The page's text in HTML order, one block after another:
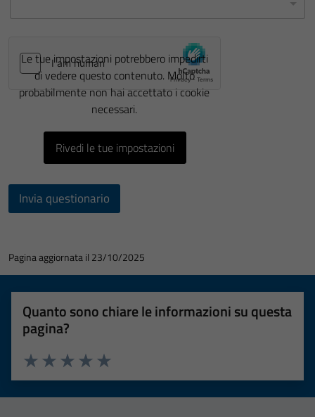
Le tue impostazioni potrebbero impedirti
di vedere questo contenuto. Molto
probabilmente non hai accettato i cookie
necessari.
Rivedi le tue impostazioni
Invia questionario
Pagina aggiornata il 23/10/2025
Quanto sono chiare le informazioni su questa
pagina?
Valuta 5 stelle su 5
Valuta 4 stelle su 5
Valuta 3 stelle su 5
Valuta 2 stelle su 5
Valuta 1 stelle su 5